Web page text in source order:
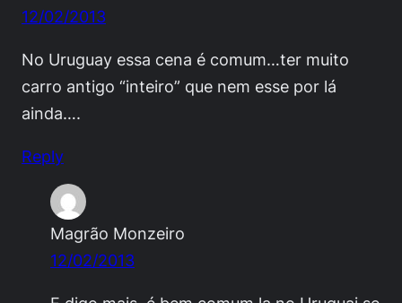
12/02/2013
No Uruguay essa cena é comum…ter muito
carro antigo “inteiro” que nem esse por lá
ainda….
Reply
Magrão Monzeiro
12/02/2013